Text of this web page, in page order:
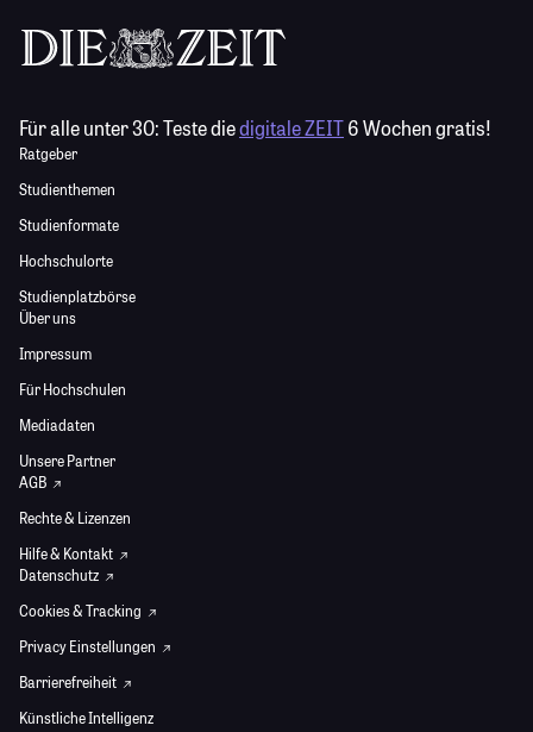
Für alle unter 30:Teste diedigitale ZEIT6 Wochen gratis!
Ratgeber
Studienthemen
Studienformate
Hochschulorte
Studienplatzbörse
Über uns
Impressum
Für Hochschulen
Mediadaten
Unsere Partner
AGB
Rechte & Lizenzen
Hilfe & Kontakt
Datenschutz
Cookies & Tracking
Privacy Einstellungen
Barrierefreiheit
Künstliche Intelligenz